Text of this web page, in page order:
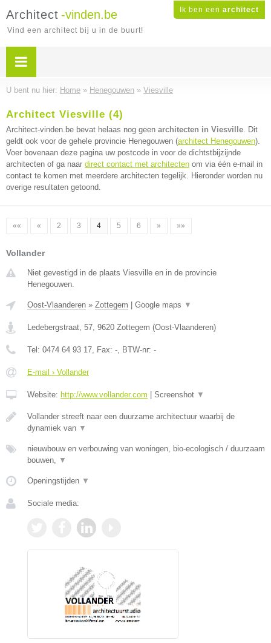
Ik ben een architect
Architect -vinden.be
Vind een architect bij u in de buurt!
U bent nu hier: Home » Henegouwen » Viesville
Architect Viesville (4)
Architect-vinden.be bevat helaas nog geen architecten in Viesville. Dit
geldt ook voor de gehele provincie Henegouwen (architect Henegouwen).
Voer bovenaan deze pagina uw postcode in voor de dichtstbijzijnde
architecten of ga naar direct contact met architecten om via één e-mail in
contact te komen met meerdere architecten tegelijk. Hieronder worden nu
overige resultaten getoond.
«« « 2 3 4 5 6 » »»
Vollander
Niet gevestigd in de plaats Viesville en in de provincie
Henegouwen.
Oost-Vlaanderen » Zottegem Google maps ▼
Ledebergstraat, 57, 9620 Zottegem (Oost-Vlaanderen)
Tel: 0474 64 93 17, Fax: -, BTW-nr: -
E-mail › Vollander
Website: http://www.vollander.com Screenshot ▼
Vollander streeft naar een duurzame architectuur waarbij de
dynamiek van ▼
nieuwbouw en verbouwing van woningen, bio-ecologisch / duurzaam
bouwen, ▼
Openingstijden ▼
Sociale media: